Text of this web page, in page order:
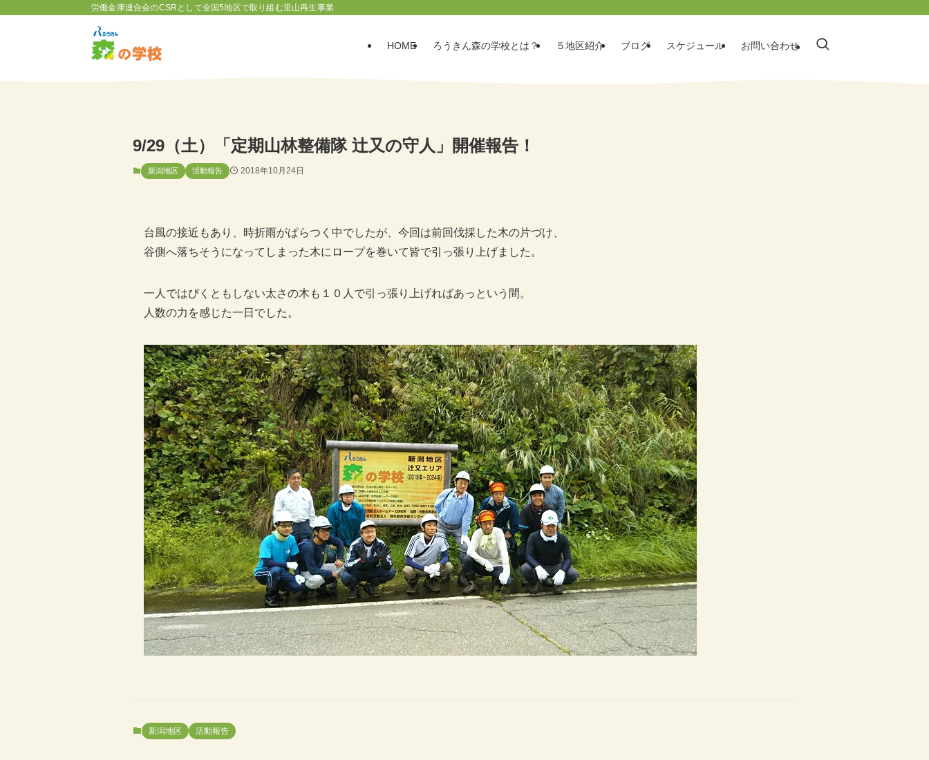
労働金庫連合会のCSRとして全国5地区で取り組む里山再生事業
HOME ろうきん森の学校とは？ ５地区紹介 ブログ スケジュール お問い合わせ
9/29（土）「定期山林整備隊 辻又の守人」開催報告！
新潟地区 活動報告 2018年10月24日
台風の接近もあり、時折雨がぱらつく中でしたが、今回は前回伐採した木の片づけ、
谷側へ落ちそうになってしまった木にロープを巻いて皆で引っ張り上げました。
一人ではびくともしない太さの木も１０人で引っ張り上げればあっという間。
人数の力を感じた一日でした。
新潟地区 活動報告